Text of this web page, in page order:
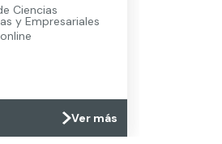
Ciencias
y Empresariales
Ver más